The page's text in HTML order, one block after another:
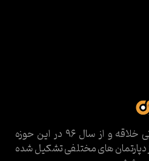
روز دیدن یک شرکت تبلیغاتی خلاقه و از سال ۹۶ در این حوزه
های مختلفی تشکیل شده